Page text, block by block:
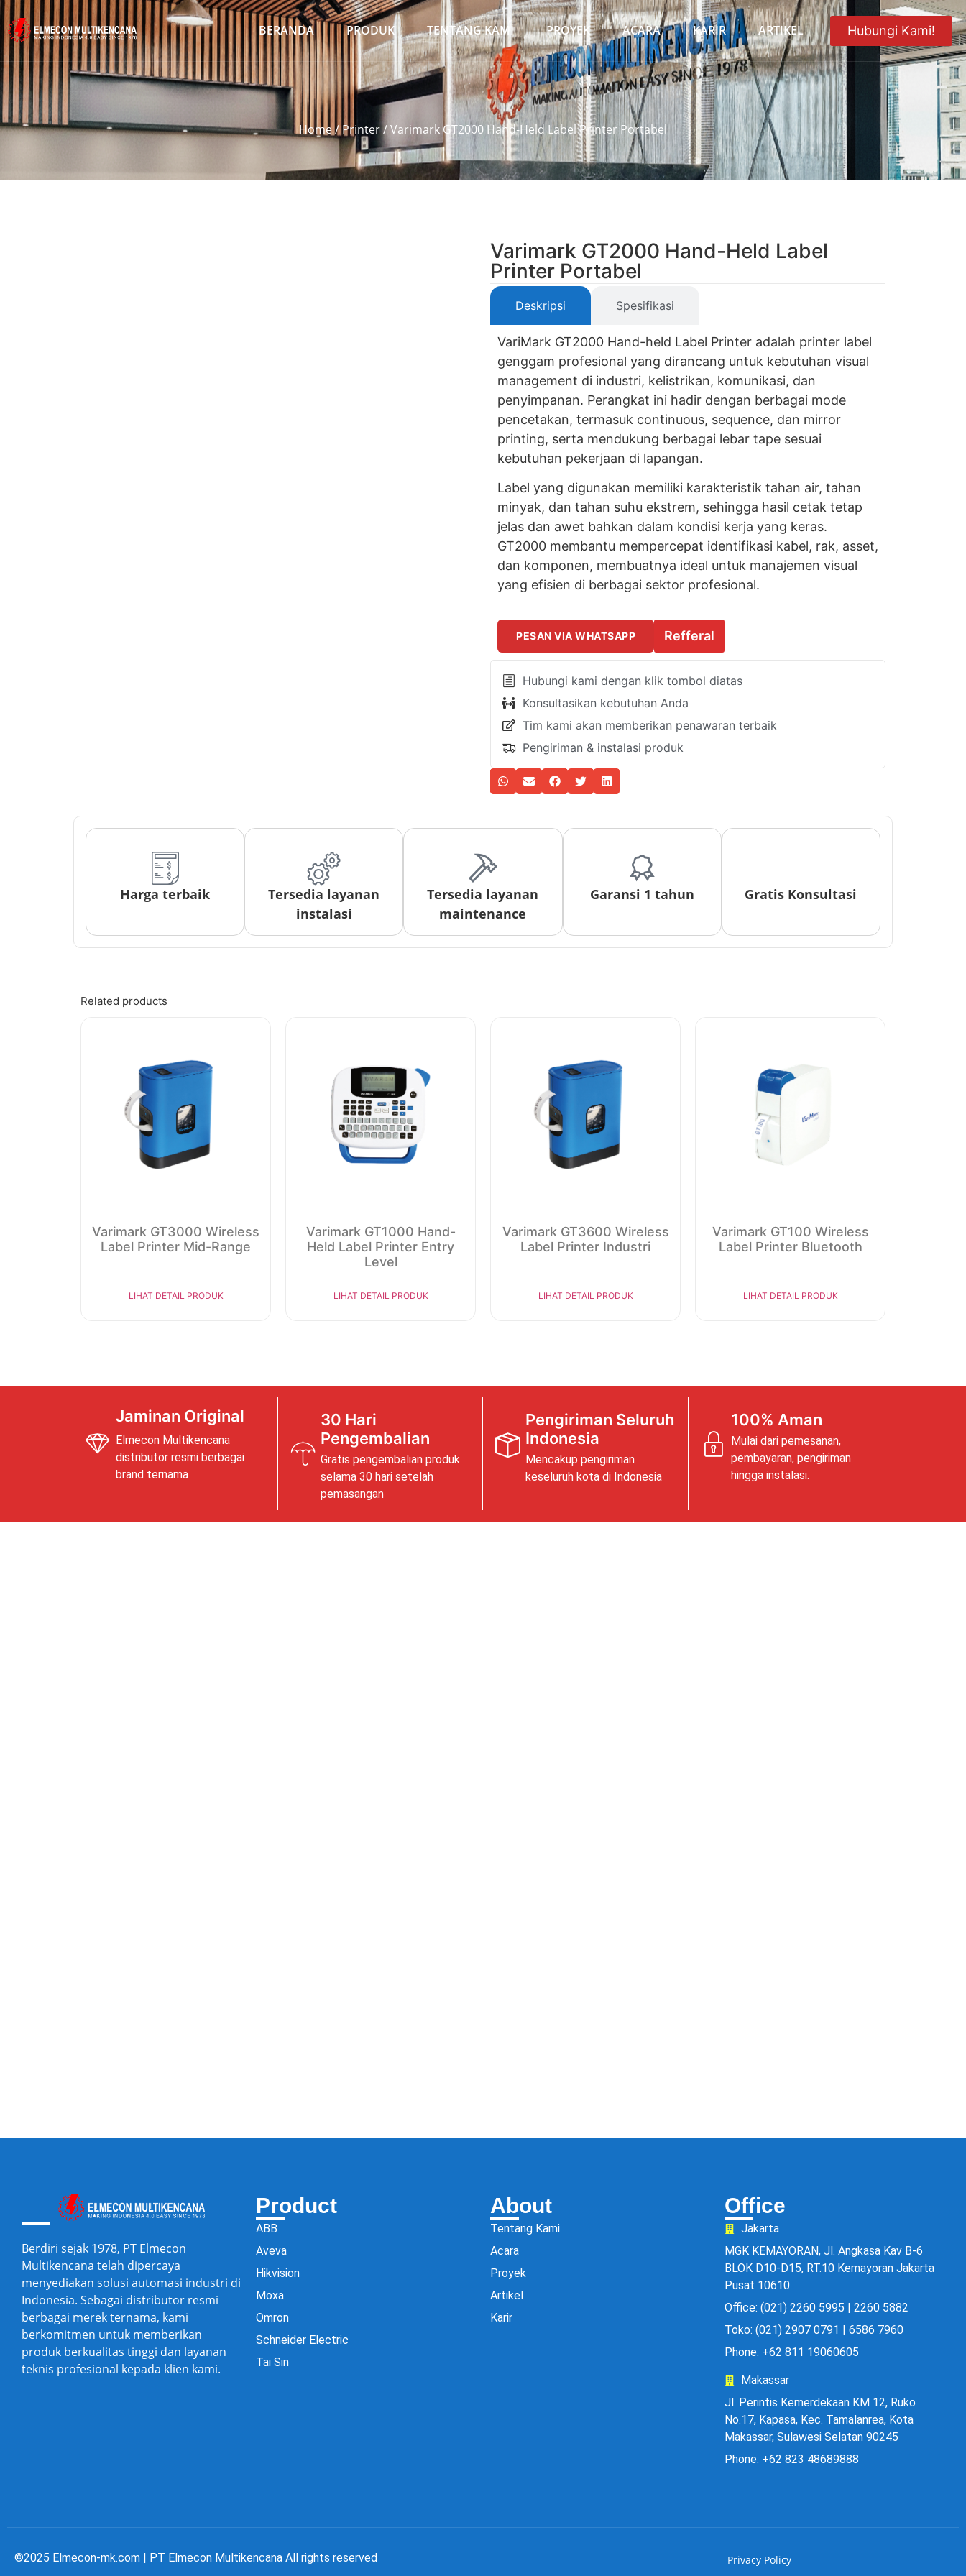
BERANDA PRODUK TENTANG KAMI PROYEK ACARA KARIR ARTIKEL Hubungi Kami!
Home/Printer/ Varimark GT2000 Hand-Held Label Printer Portabel
Varimark GT2000 Hand-Held Label
Printer Portabel
Deskripsi Spesifikasi
VariMark GT2000 Hand-held Label Printer adalah printer label
genggam profesional yang dirancang untuk kebutuhan visual
management di industri, kelistrikan, komunikasi, dan
penyimpanan. Perangkat ini hadir dengan berbagai mode
pencetakan, termasuk continuous, sequence, dan mirror
printing, serta mendukung berbagai lebar tape sesuai
kebutuhan pekerjaan di lapangan.
Label yang digunakan memiliki karakteristik tahan air, tahan
minyak, dan tahan suhu ekstrem, sehingga hasil cetak tetap
jelas dan awet bahkan dalam kondisi kerja yang keras.
GT2000 membantu mempercepat identifikasi kabel, rak, asset,
dan komponen, membuatnya ideal untuk manajemen visual
yang efisien di berbagai sektor profesional.
PESAN VIA WHATSAPP Refferal
Hubungi kami dengan klik tombol diatas
Konsultasikan kebutuhan Anda
Tim kami akan memberikan penawaran terbaik
Pengiriman & instalasi produk
Harga terbaik
Tersedia layanan
instalasi
Tersedia layanan
maintenance
Garansi 1 tahun Gratis Konsultasi
Related products
Varimark GT3000 Wireless
Label Printer Mid-Range
LIHAT DETAIL PRODUK
Varimark GT1000 Hand-
Held Label Printer Entry
Level
LIHAT DETAIL PRODUK
Varimark GT3600 Wireless
Label Printer Industri
LIHAT DETAIL PRODUK
Varimark GT100 Wireless
Label Printer Bluetooth
LIHAT DETAIL PRODUK
Jaminan Original
Elmecon Multikencana
distributor resmi berbagai
brand ternama
30 Hari
Pengembalian
Gratis pengembalian produk
selama 30 hari setelah
pemasangan
Pengiriman Seluruh
Indonesia
Mencakup pengiriman
keseluruh kota di Indonesia
100% Aman
Mulai dari pemesanan,
pembayaran, pengiriman
hingga instalasi.
Berdiri sejak 1978, PT Elmecon
Multikencana telah dipercaya
menyediakan solusi automasi industri di
Indonesia. Sebagai distributor resmi
berbagai merek ternama, kami
berkomitmen untuk memberikan
produk berkualitas tinggi dan layanan
teknis profesional kepada klien kami.
Product
ABB
Aveva
Hikvision
Moxa
Omron
Schneider Electric
Tai Sin
About
Tentang Kami
Acara
Proyek
Artikel
Karir
Office
Jakarta
MGK KEMAYORAN, Jl. Angkasa Kav B-6
BLOK D10-D15, RT.10 Kemayoran Jakarta
Pusat 10610
Office: (021) 2260 5995 | 2260 5882
Toko: (021) 2907 0791 | 6586 7960
Phone: +62 811 19060605
Makassar
Jl. Perintis Kemerdekaan KM 12, Ruko
No.17, Kapasa, Kec. Tamalanrea, Kota
Makassar, Sulawesi Selatan 90245
Phone: +62 823 48689888
©2025 Elmecon-mk.com | PT Elmecon Multikencana All rights reserved Privacy Policy